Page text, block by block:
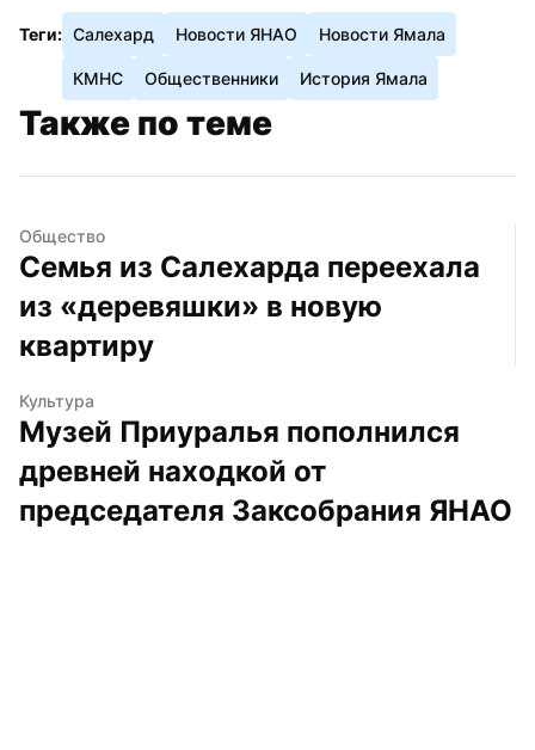
Теги: Салехард Новости ЯНАО Новости Ямала
КМНС Общественники История Ямала
Также по теме
Общество
Семья из Салехарда переехала
из «деревяшки» в новую
квартиру
Культура
Музей Приуралья пополнился
древней находкой от
председателя Заксобрания ЯНАО